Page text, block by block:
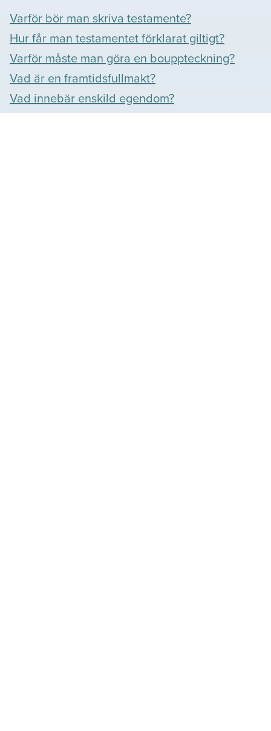
Varför bör man skriva testamente?
Hur får man testamentet förklarat giltigt?
Varför måste man göra en bouppteckning?
Vad är en framtidsfullmakt?
Vad innebär enskild egendom?